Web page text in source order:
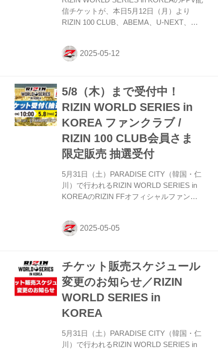
信チケットが、本日5月12日（月）より
RIZIN 100 CLUB、ABEMA、U-NEXT、
（※スカパー！は※5/18（日）販売開始）
お得なPPV前売りチケットは、大会前日の
ありで試合を見たい方は是非、お好きな配
KOREAを全試合リアルタイムで視聴しよ
う！ PPV販売スケジュール一覧 配信日時
料金 配信媒体 アーカイブ 期間 応援 コ...
5/8（木）まで受付中！
RIZIN WORLD SERIES in
KOREA ファンクラブ /
RIZIN 100 CLUB会員さま
限定販売 抽選受付
5月31日（土）PARADISE CITY（韓国・仁
川）で行われるRIZIN WORLD SERIES in
KOREAのRIZIN FFオフィシャルファンク
100 CLUB会員さま限定販売の抽選受付
が、5月5日（祝・月）10時からスタートす
CLUBへ入会し、お早めにチケットのお申
込みを済ませよう！ RIZIN WORLD
SERIES in KOREA 大会概要 開催日時 2025
年5月31日（土）13:00開場（予定）/ 14:00
開始（予定） ※...
チケット販売スケジュール
変更のお知らせ／RIZIN
WORLD SERIES in
KOREA
5月31日（土）PARADISE CITY（韓国・仁
川）で行われるRIZIN WORLD SERIES in